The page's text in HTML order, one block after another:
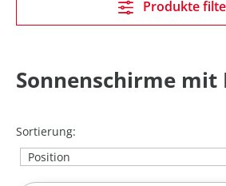
Sonnenschirme mit
Sortierung:
Produkte